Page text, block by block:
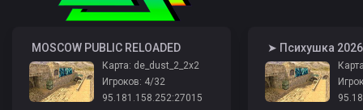
️ MOSCOW PUBLIC RELOADED
Карта: de_dust_2_2x2
Игроков: 4/32
95.181.158.252:27015